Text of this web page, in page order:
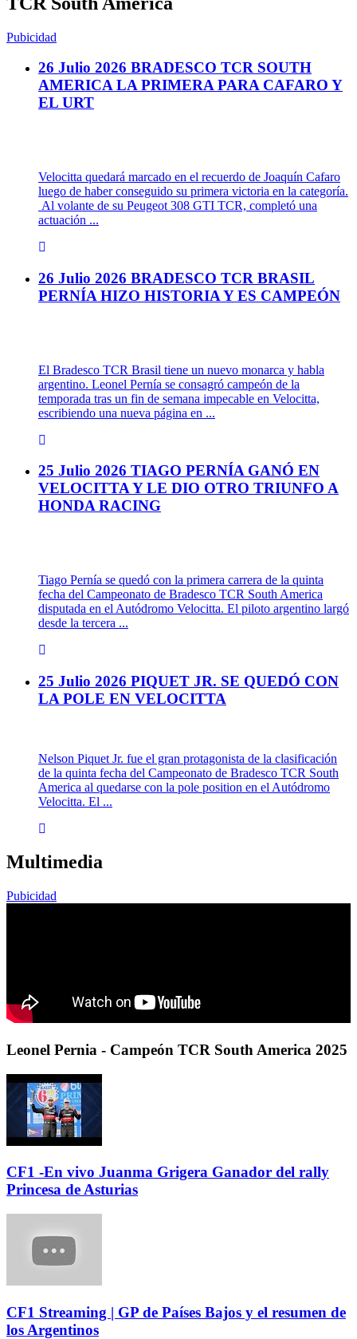
Pubicidad
26 Julio 2026 BRADESCO TCR SOUTH
AMERICA LA PRIMERA PARA CAFARO Y
EL URT
Velocitta quedará marcado en el recuerdo de Joaquín Cafaro
luego de haber conseguido su primera victoria en la categoría.
Al volante de su Peugeot 308 GTI TCR, completó una
actuación ...
26 Julio 2026 BRADESCO TCR BRASIL
PERNÍA HIZO HISTORIA Y ES CAMPEÓN
El Bradesco TCR Brasil tiene un nuevo monarca y habla
argentino. Leonel Pernía se consagró campeón de la
temporada tras un fin de semana impecable en Velocitta,
escribiendo una nueva página en ...
25 Julio 2026 TIAGO PERNÍA GANÓ EN
VELOCITTA Y LE DIO OTRO TRIUNFO A
HONDA RACING
Tiago Pernía se quedó con la primera carrera de la quinta
fecha del Campeonato de Bradesco TCR South America
disputada en el Autódromo Velocitta. El piloto argentino largó
desde la tercera ...
25 Julio 2026 PIQUET JR. SE QUEDÓ CON
LA POLE EN VELOCITTA
Nelson Piquet Jr. fue el gran protagonista de la clasificación
de la quinta fecha del Campeonato de Bradesco TCR South
America al quedarse con la pole position en el Autódromo
Velocitta. El ...
Multimedia
Pubicidad
Leonel Pernia - Campeón TCR South America 2025
CF1 -En vivo Juanma Grigera Ganador del rally
Princesa de Asturias
CF1 Streaming | GP de Países Bajos y el resumen de
los Argentinos